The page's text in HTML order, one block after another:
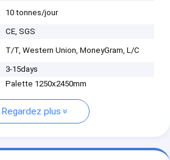
10 tonnes/jour
CE, SGS
T/T, Western Union, MoneyGram, L/C
3-15days
Palette 1250x2450mm
Regardez plus